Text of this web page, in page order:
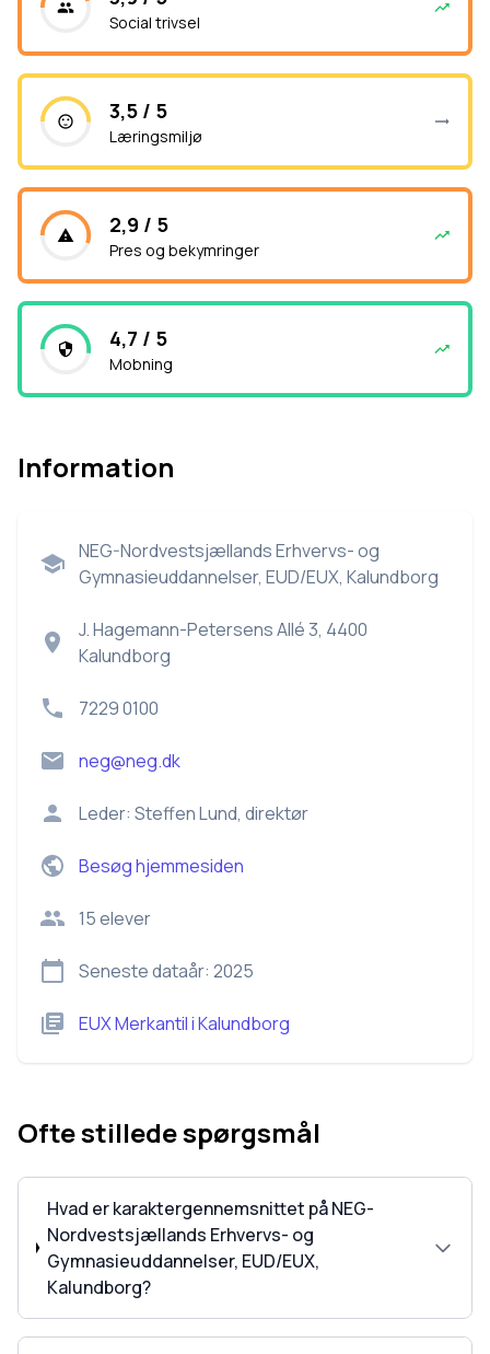
Social trivsel
3,5 / 5
Læringsmiljø
2,9 / 5
Pres og bekymringer
4,7 / 5
Mobning
Information
NEG-Nordvestsjællands Erhvervs- og
Gymnasieuddannelser, EUD/EUX, Kalundborg
J. Hagemann-Petersens Allé 3, 4400
Kalundborg
7229 0100
neg@neg.dk
Leder: Steffen Lund, direktør
Besøg hjemmesiden
15elever
Seneste dataår: 2025
EUX MerkantiliKalundborg
Ofte stillede spørgsmål
Hvad er karaktergennemsnittet på NEG-
Nordvestsjællands Erhvervs- og
Gymnasieuddannelser, EUD/EUX,
Kalundborg?